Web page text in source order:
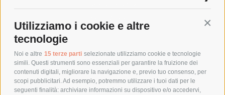
Utilizziamo i cookie e altre
tecnologie
Noi e altre 15 terze parti selezionate utilizziamo cookie e tecnologie
simili. Questi strumenti sono essenziali per garantire la fruizione dei
contenuti digitali, migliorare la navigazione e, previo tuo consenso, per
scopi pubblicitari. Ad esempio, potremmo utilizzare i tuoi dati per le
seguenti finalità: archiviare informazioni su dispositivo e/o accedervi,
POLICY
PRIVACY POLICY
COOKIE POLICY